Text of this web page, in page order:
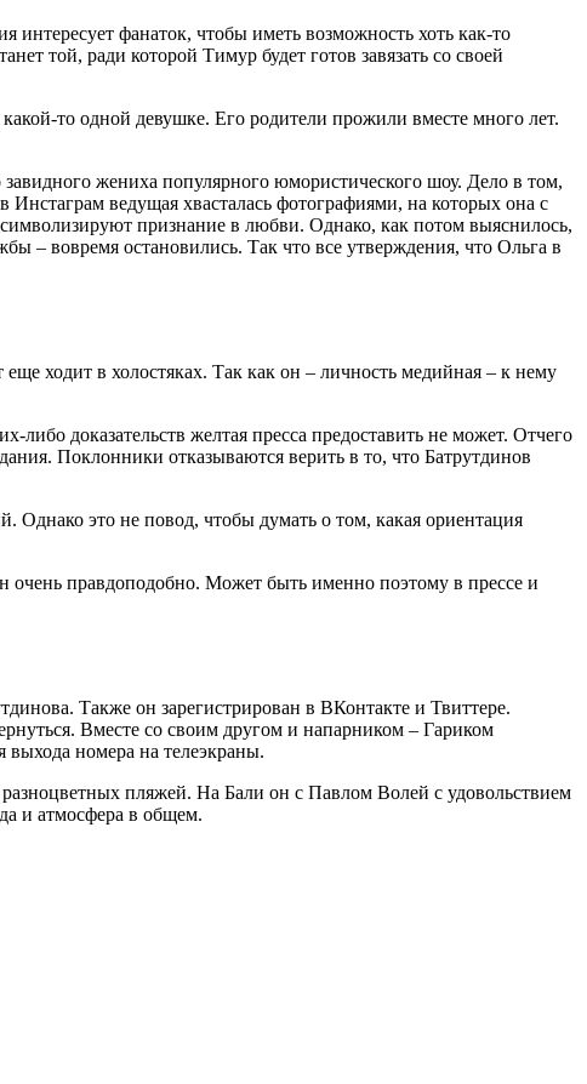
фанаток, чтобы иметь возможность хоть как-то
той, ради которой Тимур будет готов завязать со своей
то одной девушке. Его родители прожили вместе много лет.
жениха популярного юмористического шоу. Дело в том,
ведущая хвасталась фотографиями, на которых она с
признание в любви. Однако, как потом выяснилось,
– вовремя остановились. Так что все утверждения, что Ольга в
ходит в холостяках. Так как он – личность медийная – к нему
доказательств желтая пресса предоставить не может. Отчего
Поклонники отказываются верить в то, что Батрутдинов
это не повод, чтобы думать о том, какая ориентация
очень правдоподобно. Может быть именно поэтому в прессе и
Также он зарегистрирован в ВКонтакте и Твиттере.
Вместе со своим другом и напарником – Гариком
номера на телеэкраны.
пляжей. На Бали он с Павлом Волей с удовольствием
и атмосфера в общем.